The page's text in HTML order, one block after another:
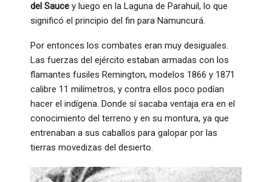
del Sauce y luego en la Laguna de Parahuil, lo que
significó el principio del fin para Namuncurá.
Por entonces los combates eran muy desiguales.
Las fuerzas del ejército estaban armadas con los
flamantes fusiles Remington, modelos 1866 y 1871
calibre 11 milímetros, y contra ellos poco podían
hacer el indígena. Donde sí sacaba ventaja era en el
conocimiento del terreno y en su montura, ya que
entrenaban a sus caballos para galopar por las
tierras movedizas del desierto.